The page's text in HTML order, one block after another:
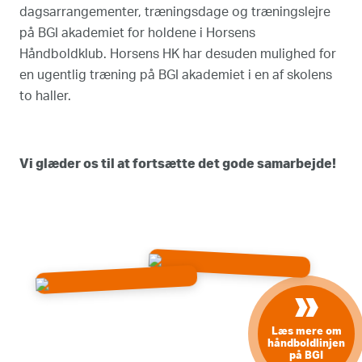
dagsarrangementer, træningsdage og træningslejre
på BGI akademiet for holdene i Horsens
Håndboldklub. Horsens HK har desuden mulighed for
en ugentlig træning på BGI akademiet i en af skolens
to haller.
Vi glæder os til at fortsætte det gode samarbejde!
»
Læs mere om
håndboldlinjen
på BGI